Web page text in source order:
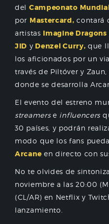
del Campeonato
por Mastercard, contará
artistas Imagine Dragons
JID y Denzel Curry, que
los aficionados por un
través de Piltóver y
donde se desarrolla
El evento del estreno
streamerse influencers
30 países, y podrán
modo que los fans
Arcane en directo con
No te olvides de
noviembre a las 20:00
(CL/AR) en Netflix y
lanzamiento.